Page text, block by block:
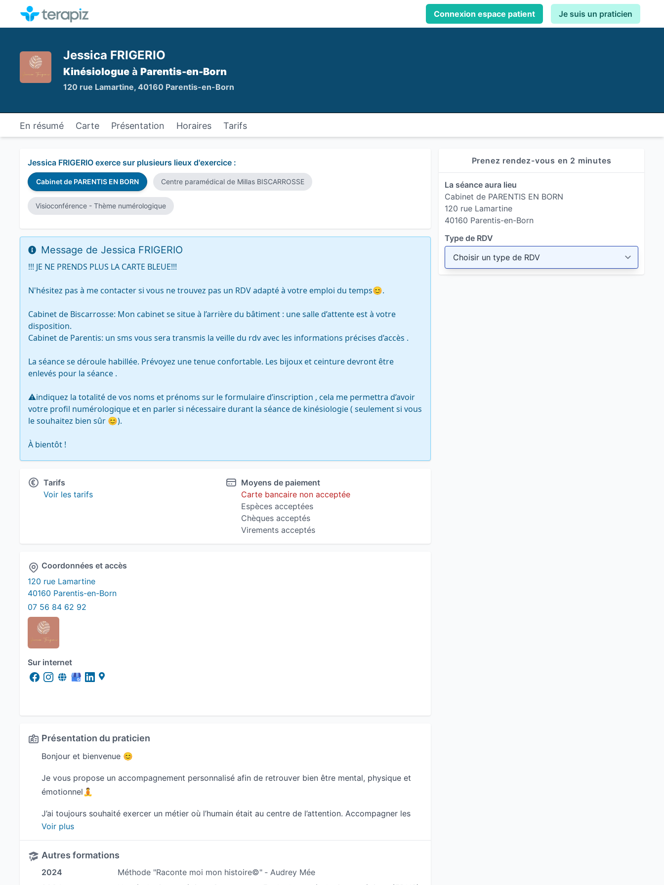
Connexion espace patient Je suis un praticien
Jessica FRIGERIO
Kinésiologue à Parentis-en-Born
120 rue Lamartine, 40160 Parentis-en-Born
En résumé Carte Présentation Horaires Tarifs
Jessica FRIGERIO exerce sur plusieurs lieux d'exercice :
Cabinet de PARENTIS EN BORN Centre paramédical de Millas BISCARROSSE
Visioconférence - Thème numérologique
Message de Jessica FRIGERIO
!!! JE NE PRENDS PLUS LA CARTE BLEUE!!!
N'hésitez pas à me contacter si vous ne trouvez pas un RDV adapté à votre emploi du temps😊.
Cabinet de Biscarrosse: Mon cabinet se situe à l’arrière du bâtiment : une salle d’attente est à votre
disposition.
Cabinet de Parentis: un sms vous sera transmis la veille du rdv avec les informations précises d’accès .
La séance se déroule habillée. Prévoyez une tenue confortable. Les bijoux et ceinture devront être
enlevés pour la séance .
⚠️indiquez la totalité de vos noms et prénoms sur le formulaire d’inscription , cela me permettra d’avoir
votre profil numérologique et en parler si nécessaire durant la séance de kinésiologie ( seulement si vous
le souhaitez bien sûr 😊).
À bientôt !
Tarifs
Voir les tarifs
Moyens de paiement
Carte bancaire non acceptée
Espèces acceptées
Chèques acceptés
Virements acceptés
Coordonnées et accès
120 rue Lamartine
40160 Parentis-en-Born
07 56 84 62 92
Sur internet
Présentation du praticien
Bonjour et bienvenue 😊
Je vous propose un accompagnement personnalisé afin de retrouver bien être mental, physique et
émotionnel🧘
J’ai toujours souhaité exercer un métier où l’humain était au centre de l’attention. Accompagner les
personnes vers le bien être : les voir évoluer est tellement passionnant et enrichissant!
J’ai découvert la kinésiologie en 2019 : j’ai été littéralement sciée des résultats obtenus que ce soit
déclic : j’en ferai mon métier!
Voir plus
Autres formations
2024
Méthode "Raconte moi mon histoire©" ‐ Audrey Mée
Prenez rendez-vous en 2 minutes
La séance aura lieu
Cabinet de PARENTIS EN BORN
120 rue Lamartine
40160 Parentis-en-Born
Type de RDV